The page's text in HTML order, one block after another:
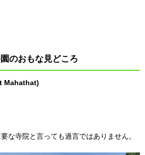
のおもな見どころ
Mahathat)
な寺院と言っても過言ではありません。